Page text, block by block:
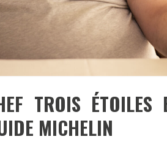
TROIS ÉTOILES
MICHELIN